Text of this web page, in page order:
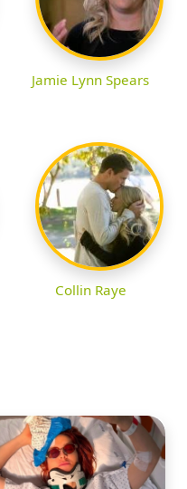
Jamie Lynn Spears
Collin Raye